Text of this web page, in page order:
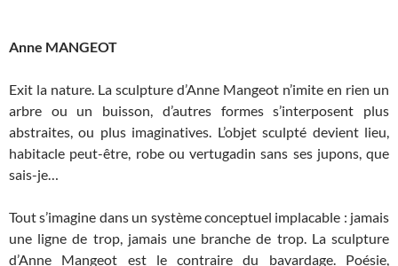
Anne MANGEOT
Exit la nature. La sculpture d’Anne Mangeot n’imite en rien un
arbre ou un buisson, d’autres formes s’interposent plus
abstraites, ou plus imaginatives. L’objet sculpté devient lieu,
habitacle peut-être, robe ou vertugadin sans ses jupons, que
sais-je…
Tout s’imagine dans un système conceptuel implacable : jamais
une ligne de trop, jamais une branche de trop. La sculpture
d’Anne Mangeot est le contraire du bavardage. Poésie,